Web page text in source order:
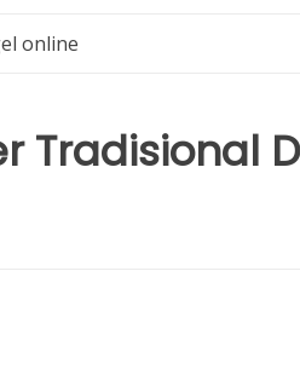
online
Tradisional